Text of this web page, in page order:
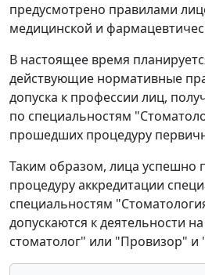
предусмотрено правилами
медицинской и
В настоящее время
действующие нормативные
допуска к профессии лиц,
по специальностям
прошедших процедуру
Таким образом, лица успешно
процедуру аккредитации
специальностям
допускаются к деятельности
стоматолог" или "Провизор" и